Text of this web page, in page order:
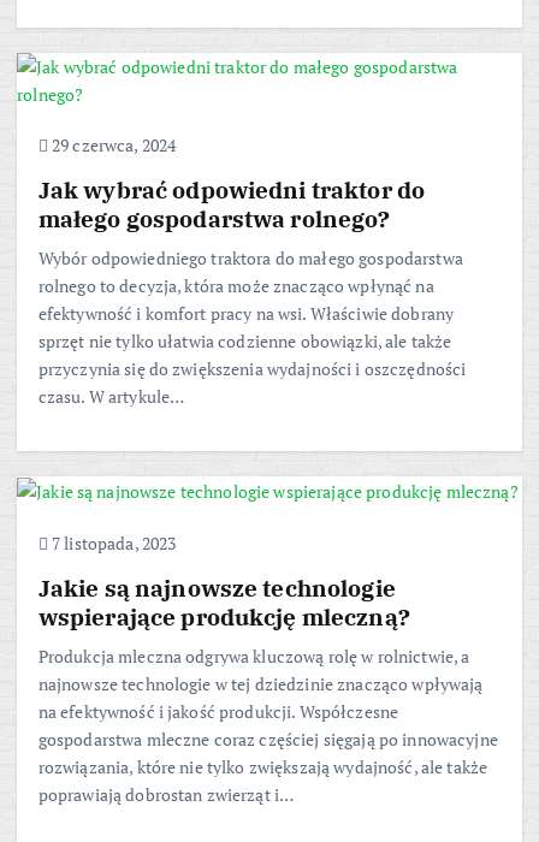
29 czerwca, 2024
Jak wybrać odpowiedni traktor do
małego gospodarstwa rolnego?
Wybór odpowiedniego traktora do małego gospodarstwa
rolnego to decyzja, która może znacząco wpłynąć na
efektywność i komfort pracy na wsi. Właściwie dobrany
sprzęt nie tylko ułatwia codzienne obowiązki, ale także
przyczynia się do zwiększenia wydajności i oszczędności
czasu. W artykule…
7 listopada, 2023
Jakie są najnowsze technologie
wspierające produkcję mleczną?
Produkcja mleczna odgrywa kluczową rolę w rolnictwie, a
najnowsze technologie w tej dziedzinie znacząco wpływają
na efektywność i jakość produkcji. Współczesne
gospodarstwa mleczne coraz częściej sięgają po innowacyjne
rozwiązania, które nie tylko zwiększają wydajność, ale także
poprawiają dobrostan zwierząt i…